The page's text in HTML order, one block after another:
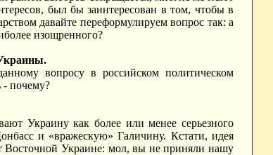
был бы заинтересован в том, чтобы в
давайте переформулируем вопрос так: а
изощренного?
вопросу в российском политическом
- почему?
Украину как более или менее серьезного
и «вражескую» Галичину. Кстати, идея
Восточной Украине: мол, вы не приняли нашу